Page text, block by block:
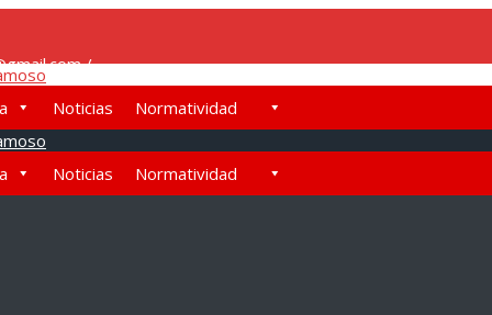
/
Noticias Normatividad
Noticias Normatividad